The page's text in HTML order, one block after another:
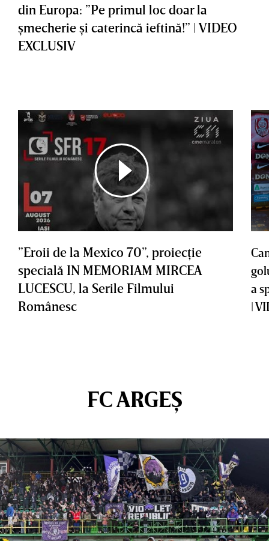
din Europa: ”Pe primul loc doar la
şmecherie şi caterincă ieftină!” | VIDEO
EXCLUSIV
”Eroii de la Mexico 70”, proiecţie
specială IN MEMORIAM MIRCEA
LUCESCU, la Serile Filmului
Românesc
a
|
FC ARGEȘ